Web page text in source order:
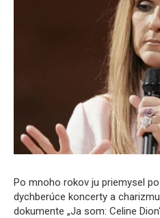
Po mnoho rokov ju priemysel
dychberúce koncerty a
dokumente „Ja som: Celine